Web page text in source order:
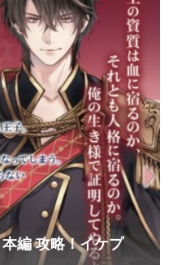
編 攻略！イケプ